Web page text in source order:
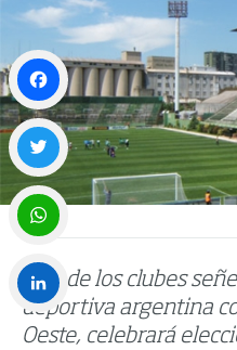
Uno de los clubes
deportiva argentina
Oeste, celebrará
Facebook
Twitter
WhatsApp
LinkedIn